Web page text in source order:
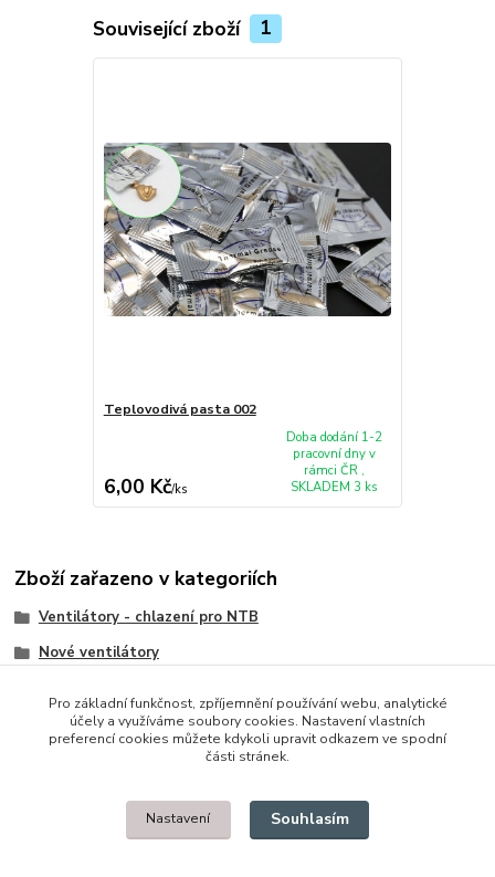
Související zboží 1
Teplovodivá pasta 002
6,00 Kč/ks
Doba dodání 1-2
pracovní dny v
rámci ČR ,
SKLADEM 3 ks
Zboží zařazeno v kategoriích
Ventilátory - chlazení pro NTB
Nové ventilátory
© 2014 - 2025 Díly pro notebooky
Upravit sběr cookies.
Pro základní funkčnost, zpříjemnění používání webu, analytické
účely a využíváme soubory cookies. Nastavení vlastních
preferencí cookies můžete kdykoli upravit odkazem ve spodní
části stránek.
Nastavení Souhlasím